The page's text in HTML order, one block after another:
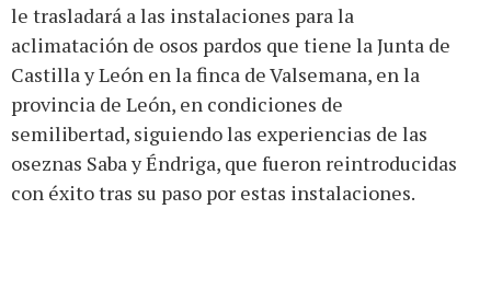
le trasladará a las instalaciones para la
aclimatación de osos pardos que tiene la Junta de
Castilla y León en la finca de Valsemana, en la
provincia de León, en condiciones de
semilibertad, siguiendo las experiencias de las
oseznas Saba y Éndriga, que fueron reintroducidas
con éxito tras su paso por estas instalaciones.